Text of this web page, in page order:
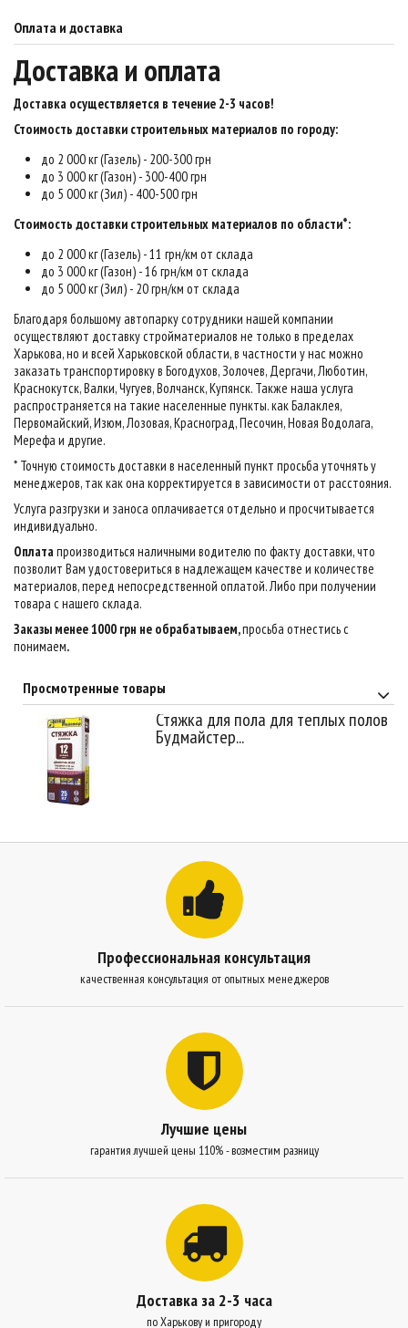
Оплата и доставка
Доставка и оплата
Доставка осуществляется в течение 2-3 часов!
Стоимость доставки строительных материалов по городу:
до 2 000 кг (Газель) - 200-300 грн
до 3 000 кг (Газон) - 300-400 грн
до 5 000 кг (Зил) - 400-500 грн
Стоимость доставки строительных материалов по области*:
до 2 000 кг (Газель) - 11 грн/км от склада
до 3 000 кг (Газон) - 16 грн/км от склада
до 5 000 кг (Зил) - 20 грн/км от склада
Благодаря большому автопарку сотрудники нашей компании
осуществляют доставку стройматериалов не только в пределах
Харькова, но и всей Харьковской области, в частности у нас можно
заказать транспортировку в Богодухов, Золочев, Дергачи, Люботин,
Краснокутск, Валки, Чугуев, Волчанск, Купянск. Также наша услуга
распространяется на такие населенные пункты. как Балаклея,
Первомайский, Изюм, Лозовая, Красноград, Песочин, Новая Водолага,
Мерефа и другие.
* Точную стоимость доставки в населенный пункт просьба уточнять у
менеджеров, так как она корректируется в зависимости от расстояния.
Услуга разгрузки и заноса оплачивается отдельно и просчитывается
индивидуально.
Оплатапроизводиться наличными водителю по факту доставки, что
позволит Вам удостовериться в надлежащем качестве и количестве
материалов, перед непосредственной оплатой. Либо при получении
товара с нашего склада.
Заказы менее 1000 грн не обрабатываем,просьба отнестись с
понимаем.
Просмотренные товары
Стяжка для пола для теплых полов
Будмайстер...
Профессиональная консультация
качественная консультация от опытных менеджеров
Лучшие цены
гарантия лучшей цены 110% - возместим разницу
Доставка за 2-3 часа
по Харькову и пригороду